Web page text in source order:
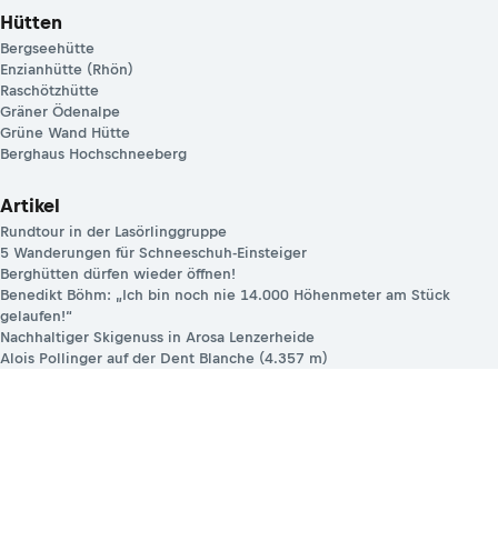
Hütten
Bergseehütte
Enzianhütte (Rhön)
Raschötzhütte
Gräner Ödenalpe
Grüne Wand Hütte
Berghaus Hochschneeberg
Artikel
Rundtour in der Lasörlinggruppe
5 Wanderungen für Schneeschuh-Einsteiger
Berghütten dürfen wieder öffnen!
Benedikt Böhm: „Ich bin noch nie 14.000 Höhenmeter am Stück
gelaufen!“
Nachhaltiger Skigenuss in Arosa Lenzerheide
Alois Pollinger auf der Dent Blanche (4.357 m)